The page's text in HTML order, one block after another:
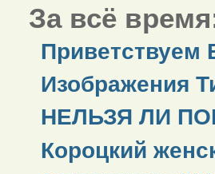
За всё
Приветствуем
Изображения
НЕЛЬЗЯ ЛИ
Короцкий